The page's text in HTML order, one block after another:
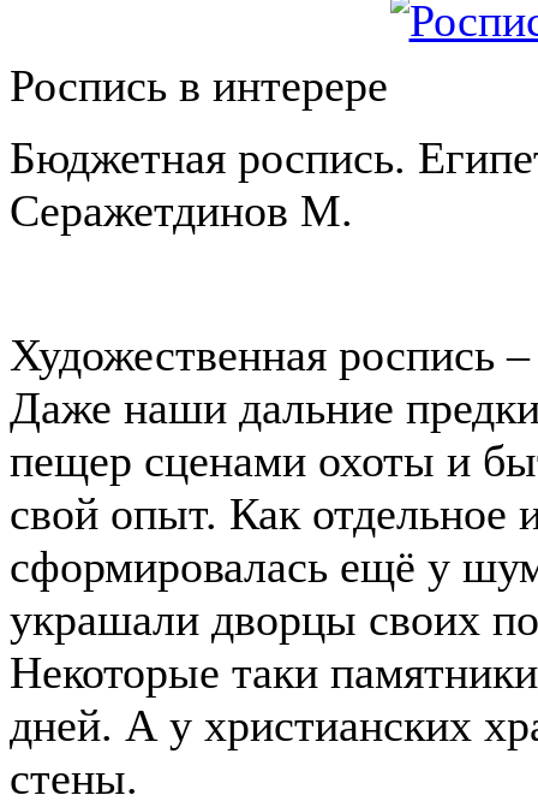
Роспись в интерере
Бюджетная роспись.
Серажетдинов М.
Художественная роспись
Даже наши дальние
пещер сценами охоты и
свой опыт. Как отдельное
сформировалась ещё у
украшали дворцы своих
Некоторые таки
дней. А у христианских
стены.